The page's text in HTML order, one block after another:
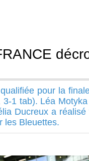
pour la
3-1 tab). Léa
Ducreux a
les Bleuettes.